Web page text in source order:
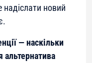
новий
— наскільки
альтернатива